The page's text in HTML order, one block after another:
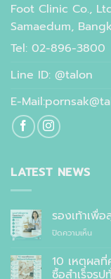
Foot Clinic Co.,
Samaedum,
Tel: 02-896-3800
Line ID: @talon
E-
LATEST NEWS
รองเท้าเพื่
ปิดความเห็นบน
เพื่อ
สุขภ
10 เหตุผล
ซื้อสำเร็จรูป